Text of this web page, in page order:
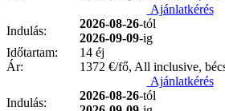
Ajánlatkérés
Indulás:
2026-08-26-tól
2026-09-09-ig
Időtartam:
14 éj
Ár:
1372 €/fő, All inclusive,
Ajánlatkérés
Indulás:
2026-08-26-tól